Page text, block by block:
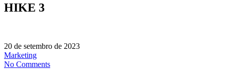
HIKE 3
20 de setembro de 2023
Marketing
No Comments